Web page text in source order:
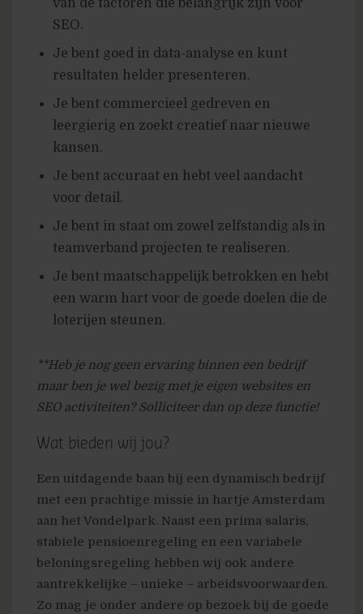
van de factoren die belangrijk zijn voor
SEO.
Je bent goed in data-analyse en kunt
resultaten helder presenteren.
Je bent commercieel gedreven en
leergierig en zoekt creatief naar nieuwe
kansen.
Je bent accuraat en hebt veel aandacht
voor detail.
Je bent in staat om zowel zelfstandig als in
teamverband projecten te realiseren.
Je bent maatschappelijk betrokken en hebt
een warm hart voor de goede doelen die de
loterijen steunen.
**Heb je nog geen ervaring binnen een bedrijf
maar ben je wel bezig met je eigen websites en
SEO activiteiten? Solliciteer dan op deze functie!
Wat bieden wij jou?
Een uitdagende baan bij een dynamisch bedrijf
met een prachtige missie in hartje Amsterdam
aan het Vondelpark. Naast een prima salaris,
stabiele pensioenregeling en een variabele
beloningsregeling hebben wij ook andere
aantrekkelijke – unieke – arbeidsvoorwaarden.
Zo mag je onder andere op bezoek bij de goede